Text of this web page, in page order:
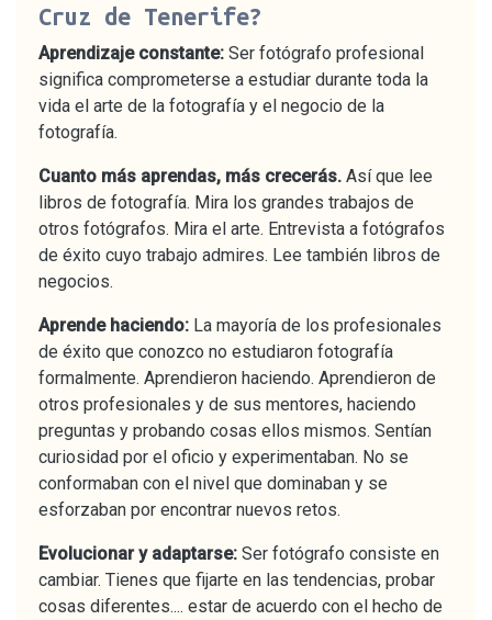
Cruz de Tenerife?
Aprendizaje constante: Ser fotógrafo profesional
significa comprometerse a estudiar durante toda la
vida el arte de la fotografía y el negocio de la
fotografía.
Cuanto más aprendas, más crecerás. Así que lee
libros de fotografía. Mira los grandes trabajos de
otros fotógrafos. Mira el arte. Entrevista a fotógrafos
de éxito cuyo trabajo admires. Lee también libros de
negocios.
Aprende haciendo: La mayoría de los profesionales
de éxito que conozco no estudiaron fotografía
formalmente. Aprendieron haciendo. Aprendieron de
otros profesionales y de sus mentores, haciendo
preguntas y probando cosas ellos mismos. Sentían
curiosidad por el oficio y experimentaban. No se
conformaban con el nivel que dominaban y se
esforzaban por encontrar nuevos retos.
Evolucionar y adaptarse: Ser fotógrafo consiste en
cambiar. Tienes que fijarte en las tendencias, probar
cosas diferentes.... estar de acuerdo con el hecho de